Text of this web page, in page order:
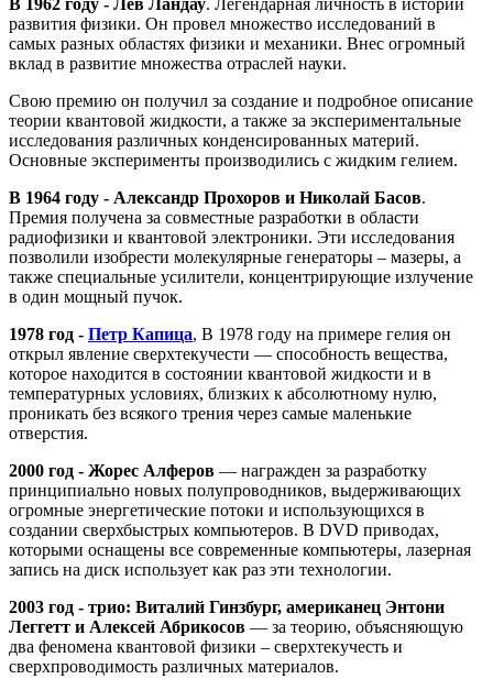
развития физики. Он провел множество исследований в
самых разных областях физики и механики. Внес огромный
вклад в развитие множества отраслей науки.
Свою премию он получил за создание и подробное описание
теории квантовой жидкости, а также за экспериментальные
исследования различных конденсированных материй.
Основные эксперименты производились с жидким гелием.
В 1964 году ‐ Александр Прохоров и Николай Басов.
Премия получена за совместные разработки в области
радиофизики и квантовой электроники. Эти исследования
позволили изобрести молекулярные генераторы – мазеры, а
также специальные усилители, концентрирующие излучение
в один мощный пучок.
1978 год ‐ Петр Капица, В 1978 году на примере гелия он
открыл явление сверхтекучести — способность вещества,
которое находится в состоянии квантовой жидкости и в
температурных условиях, близких к абсолютному нулю,
проникать без всякого трения через самые маленькие
отверстия.
2000 год ‐ Жорес Алферов — награжден за разработку
принципиально новых полупроводников, выдерживающих
огромные энергетические потоки и использующихся в
создании сверхбыстрых компьютеров. В DVD приводах,
которыми оснащены все современные компьютеры, лазерная
запись на диск использует как раз эти технологии.
2003 год ‐ трио: Виталий Гинзбург, американец Энтони
Леггетт и Алексей Абрикосов — за теорию, объясняющую
два феномена квантовой физики – сверхтекучесть и
сверхпроводимость различных материалов.